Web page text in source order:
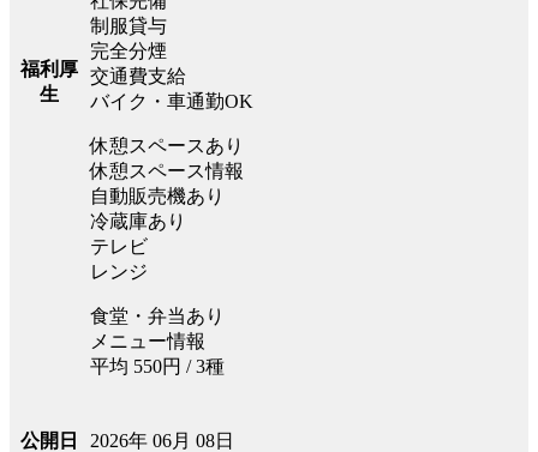
福利厚
生
制服貸与
完全分煙
交通費支給
バイク・車通勤OK
休憩スペースあり
休憩スペース情報
自動販売機あり
冷蔵庫あり
テレビ
レンジ
食堂・弁当あり
メニュー情報
平均 550円 / 3種
公開日 2026年 06月 08日